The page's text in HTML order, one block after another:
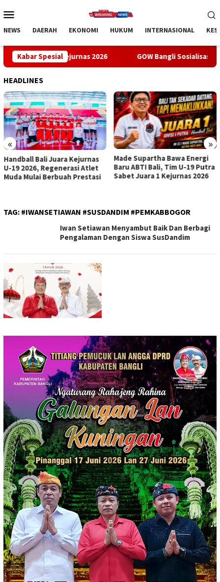
ke
Mobile
NEWS DAERAH EKONOMI HUKUM INTERNASIONAL
Kabar Spesial
Kejurnas 2026 GOW Bangli Sosialisasikan Pencegahan
HEADLINES
« »
Made Supartha Bawa Energi
Baru ABTI Bali, Tim U-19 Putra
Sabet Juara 1 Kejurnas 2026
GOW Bangli Sosialisasikan
Pencegahan Bullying di SMPN
1 Kintamani
TAG: #IWANSETIAWAN #SUSDANDIM #PEMKABBOGOR
Iwan Setiawan Menyambut Baik Dan Berbagi
Pengalaman Dengan Siswa SusDandim